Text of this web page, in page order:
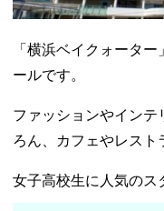
「横浜ベイクォータ
ールです。
ファッションやインテ
ろん、カフェやレスト
女子高校生に人気のス